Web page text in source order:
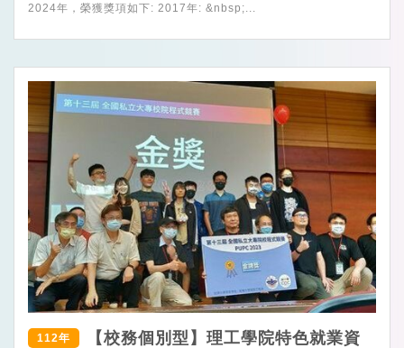
2024年，榮獲獎項如下: 2017年: &nbsp;...
112年
【校務個別型】理工學院特色就業資